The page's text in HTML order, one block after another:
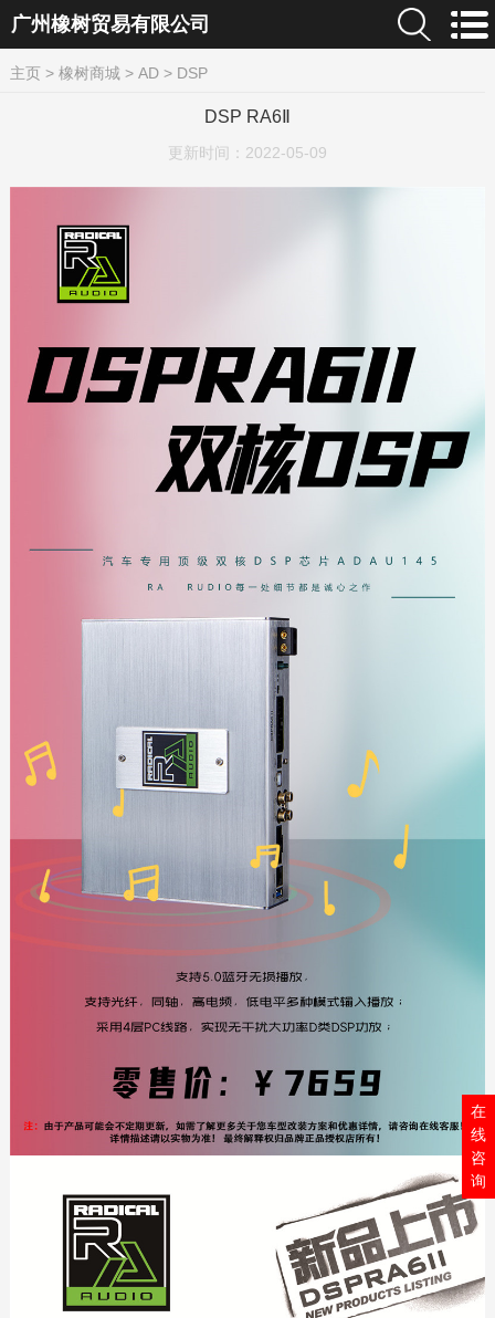
广州橡树贸易有限公司
主页> 橡树商城 > AD> DSP
DSP RA6Ⅱ
更新时间： 2022-05-09
在
线
咨
询